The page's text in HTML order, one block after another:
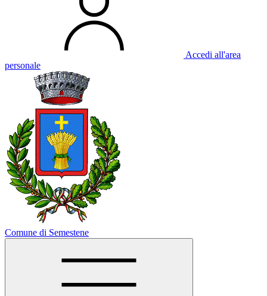
Accedi all'area
personale
Comune di Semestene